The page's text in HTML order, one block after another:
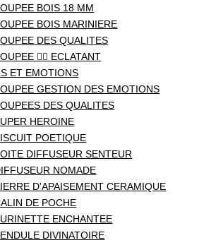
BOIS 18 MM
BOIS MARINIERE
DES QUALITES
❤️‍🔥 ECLATANT
ET EMOTIONS
GESTION DES EMOTIONS
DES QUALITES
HEROINE
POETIQUE
DIFFUSEUR SENTEUR
NOMADE
D'APAISEMENT CERAMIQUE
DE POCHE
ENCHANTEE
DIVINATOIRE